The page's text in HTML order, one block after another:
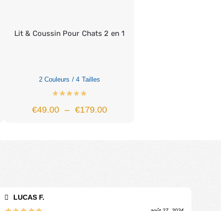
Lit & Coussin Pour Chats 2 en 1
2 Couleurs / 4 Tailles
€49.00 – €179.00
LUCAS F.